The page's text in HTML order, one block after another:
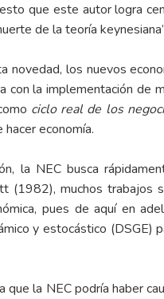
que este autor logra
de la teoría
novedad, los nuevos
la implementación de
ciclo real de los
economía.
la NEC busca
(1982), muchos trabajos
pues de aquí en
y estocástico
la NEC podría haber